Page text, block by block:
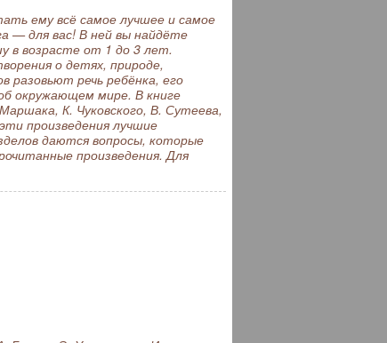
ему всё самое лучшее и самое
— для вас! В ней вы найдёте
в возрасте от 1 до 3 лет.
о детях, природе,
разовьют речь ребёнка, его
окружающем мире. В книге
К. Чуковского, В. Сутеева,
произведения лучшие
даются вопросы, которые
произведения. Для